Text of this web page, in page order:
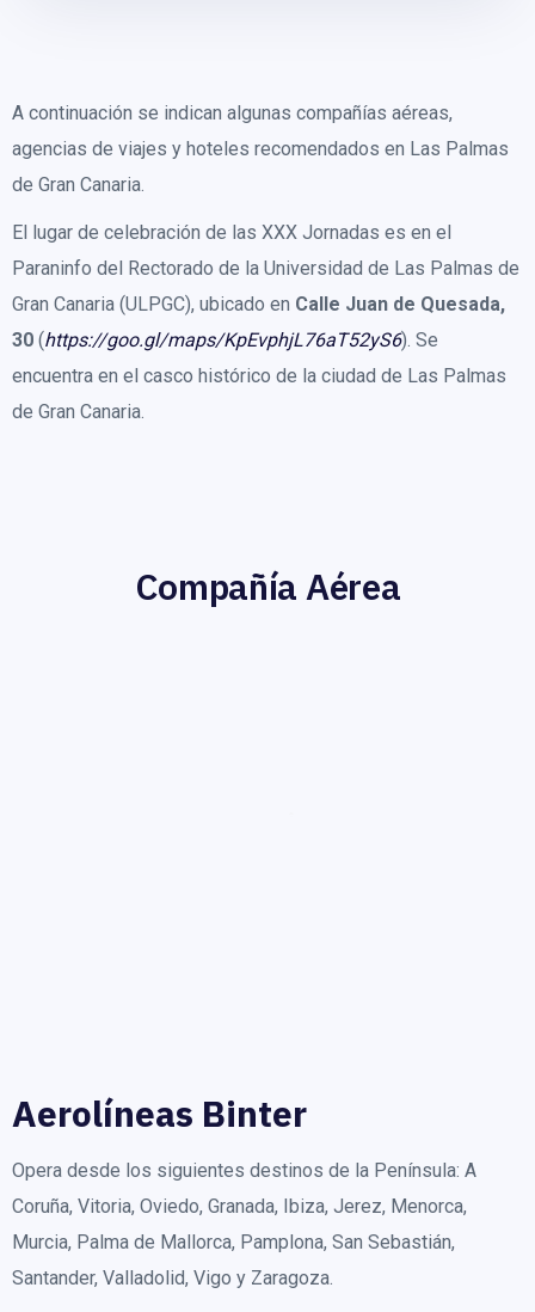
A continuación se indican algunas compañías aéreas,
agencias de viajes y hoteles recomendados en Las Palmas
de Gran Canaria.
El lugar de celebración de las XXX Jornadas es en el
Paraninfo del Rectorado de la Universidad de Las Palmas de
Gran Canaria (ULPGC), ubicado en Calle Juan de Quesada,
30 (https://goo.gl/maps/KpEvphjL76aT52yS6). Se
encuentra en el casco histórico de la ciudad de Las Palmas
de Gran Canaria.
Compañía Aérea
Aerolíneas Binter
Opera desde los siguientes destinos de la Península: A
Coruña, Vitoria, Oviedo, Granada, Ibiza, Jerez, Menorca,
Murcia, Palma de Mallorca, Pamplona, San Sebastián,
Santander, Valladolid, Vigo y Zaragoza.